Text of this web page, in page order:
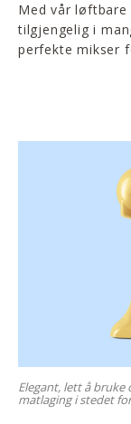
Med vår
tilgjengelig i
perfekte mikser
Elegant, lett å bruke
matlaging i stedet